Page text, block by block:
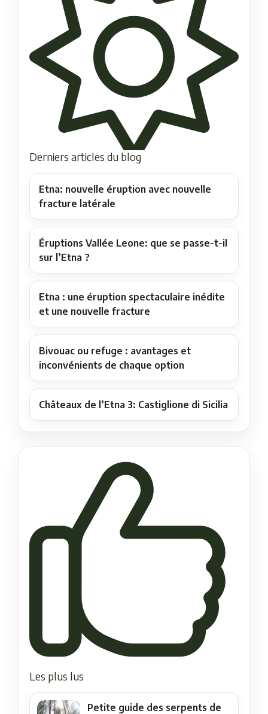
Derniers articles du blog
Etna: nouvelle éruption avec nouvelle
fracture latérale
Éruptions Vallée Leone: que se passe-t-il
sur l’Etna ?
Etna : une éruption spectaculaire inédite
et une nouvelle fracture
Bivouac ou refuge : avantages et
inconvénients de chaque option
Châteaux de l’Etna 3: Castiglione di Sicilia
Les plus lus
Petite guide des serpents de